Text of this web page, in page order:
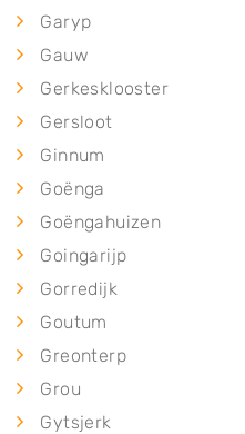
Garyp
Gauw
Gerkesklooster
Gersloot
Ginnum
Goënga
Goëngahuizen
Goingarijp
Gorredijk
Goutum
Greonterp
Grou
Gytsjerk